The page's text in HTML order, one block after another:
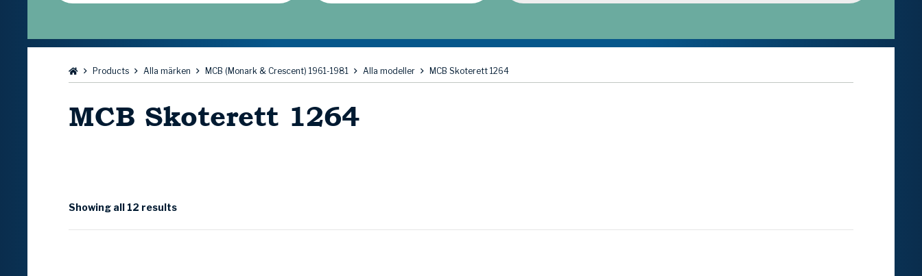
Bläddra:Products Alla märken MCB (Monark & Crescent) 1961-1981 Alla modeller MCB Skoterett 1264
MCB Skoterett 1264
Showing all 12 results